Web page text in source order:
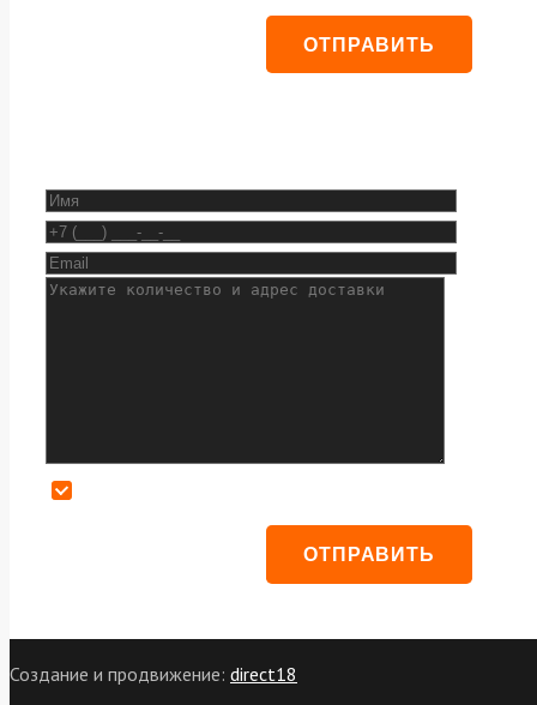
Создание и продвижение: direct18